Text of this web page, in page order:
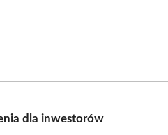
dla inwestorów